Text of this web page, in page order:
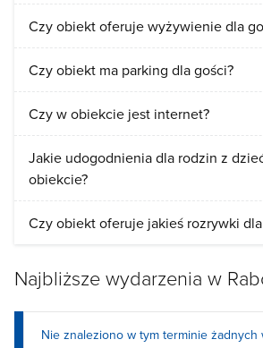
Czy obiekt oferuje wyżywienie dla
Czy obiekt ma parking dla gości?
Czy w obiekcie jest internet?
Jakie udogodnienia dla rodzin z
obiekcie?
Czy obiekt oferuje jakieś rozrywki
Najbliższe wydarzenia w
Nie znaleziono w tym terminie żadnych